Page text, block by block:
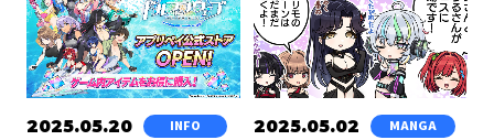
2025.05.20 INFO 2025.05.02 MANGA